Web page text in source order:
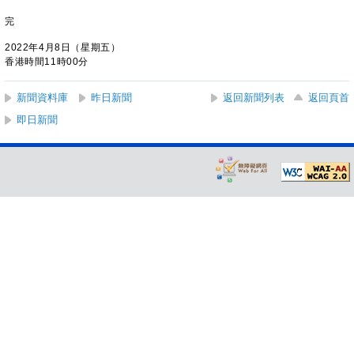
完
2022年4月8日（星期五）
香港時間11時00分
新聞資料庫 昨日新聞 返回新聞列表
返回頁首
即日新聞